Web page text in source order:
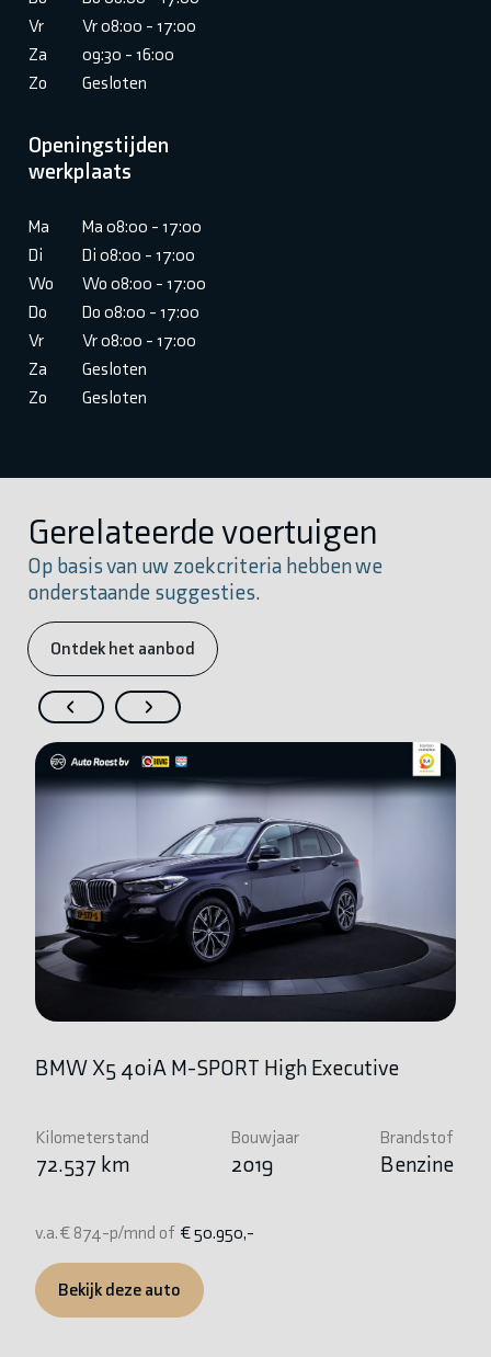
Vr
Vr 08:00 - 17:00
Za
09:30 - 16:00
Zo
Gesloten
Openingstijden
werkplaats
Ma
Ma 08:00 - 17:00
Di
Di 08:00 - 17:00
Wo
Wo 08:00 - 17:00
Do
Do 08:00 - 17:00
Vr
Vr 08:00 - 17:00
Za
Gesloten
Zo
Gesloten
Gerelateerde voertuigen
Op basis van uw zoekcriteria hebben we
onderstaande suggesties.
Ontdek het aanbod
BMW X5 40iA M-SPORT High Executive
Kilometerstand
72.537 km
Bouwjaar
2019
Brandstof
Benzine
v.a. € 874-p/mnd of € 50.950,-
Bekijk deze auto